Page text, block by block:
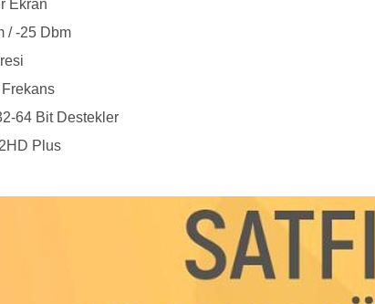
Ekran
/ -25 Dbm
64 Bit Destekler
Plus